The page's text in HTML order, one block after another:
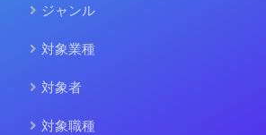
ジャンル
対象業種
対象者
対象職種